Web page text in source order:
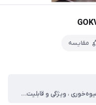
مقایسه
نوع ظروف سرو و پذیرایی ، شیرینی‌خوری ، میوه‌خوری ، ویژگی و قابلیت‌ها ، طراحی و ساختار ظاهری ، تعداد طبقه ، دو ، جنس ، آلومینیوم